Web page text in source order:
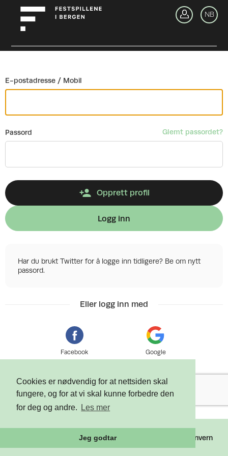
Cookies er nødvendig for at nettsiden skal
fungere, og for at vi skal kunne forbedre den
for deg og andre.
Les mer
Jeg godtar
NB
E-postadresse / Mobil
Passord Glemt passordet?
Opprett profil
Logg inn
Har du brukt Twitter for å logge inn tidligere? Be om nytt
passord.
Eller logg inn med
Facebook Google
2026 Tixly AS - Powered by Personvern